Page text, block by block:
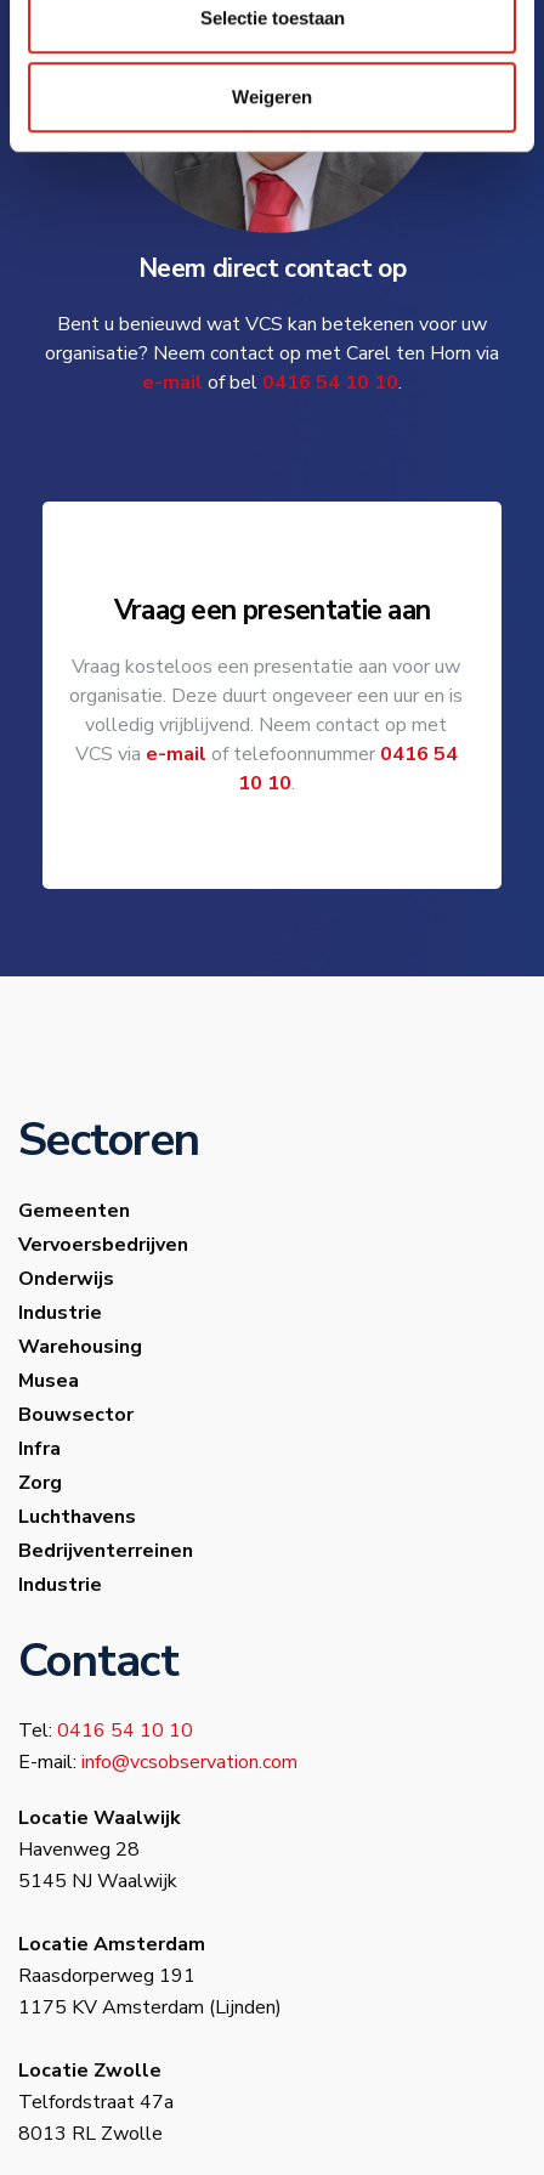
Selectie toestaan
Weigeren
Neem direct contact op
Bent u benieuwd wat VCS kan betekenen voor uw
organisatie? Neem contact op met Carel ten Horn via
e-mail of bel 0416 54 10 10.
Vraag een presentatie aan
Vraag kosteloos een presentatie aan voor uw
organisatie. Deze duurt ongeveer een uur en is
volledig vrijblijvend. Neem contact op met
VCS via e-mail of telefoonnummer 0416 54
10 10.
Sectoren
Gemeenten
Vervoersbedrijven
Onderwijs
Industrie
Warehousing
Musea
Bouwsector
Infra
Zorg
Luchthavens
Bedrijventerreinen
Industrie
Contact
Tel: 0416 54 10 10
E-mail: info@vcsobservation.com
Locatie Waalwijk
Havenweg 28
5145 NJ Waalwijk
Locatie Amsterdam
Raasdorperweg 191
1175 KV Amsterdam (Lijnden)
Locatie Zwolle
Telfordstraat 47a
8013 RL Zwolle